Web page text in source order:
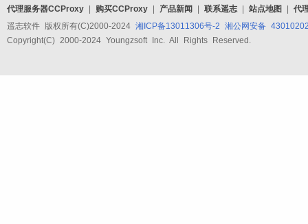
代理服务器CCProxy | 购买CCProxy | 产品新闻 | 联系遥志 | 站点地图 | 代
遥志软件 版权所有(C)2000-2024 湘ICP备13011306号-2 湘公网安备
Copyright(C) 2000-2024 Youngzsoft Inc. All Rights Reserved.